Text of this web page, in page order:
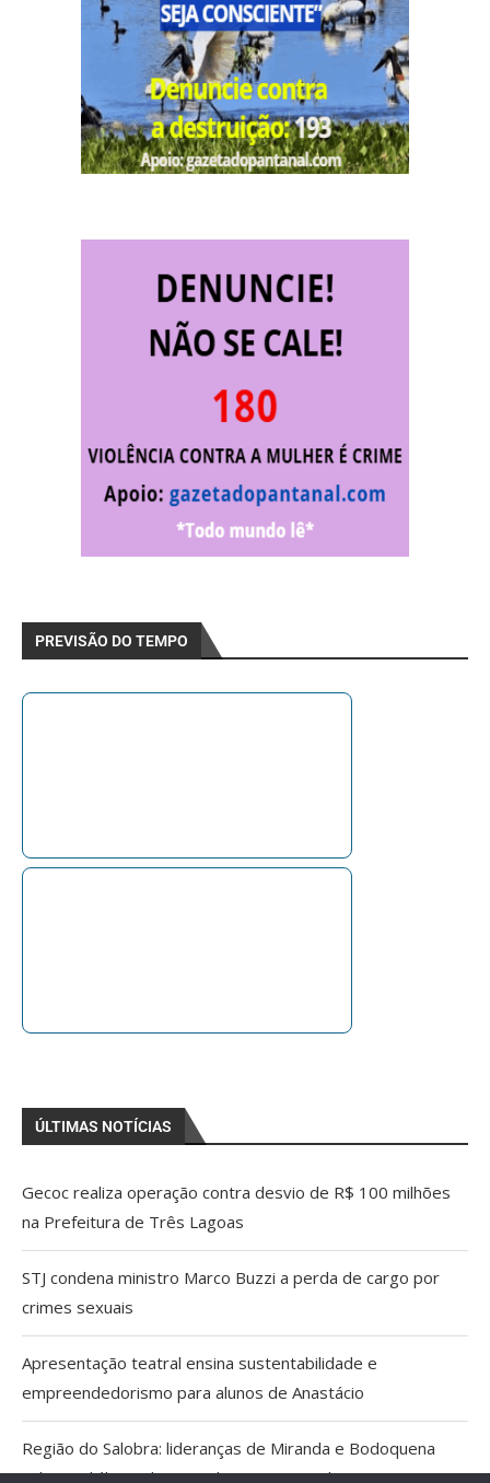
PREVISÃO DO TEMPO
ÚLTIMAS NOTÍCIAS
Gecoc realiza operação contra desvio de R$ 100 milhões
na Prefeitura de Três Lagoas
STJ condena ministro Marco Buzzi a perda de cargo por
crimes sexuais
Apresentação teatral ensina sustentabilidade e
empreendedorismo para alunos de Anastácio
Região do Salobra: lideranças de Miranda e Bodoquena
cobram diálogo aberto sobre proposta do ICMBio